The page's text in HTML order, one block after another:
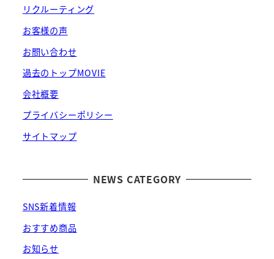
リクルーティング
お客様の声
お問い合わせ
過去のトップMOVIE
会社概要
プライバシーポリシー
サイトマップ
NEWS CATEGORY
SNS新着情報
おすすめ商品
お知らせ